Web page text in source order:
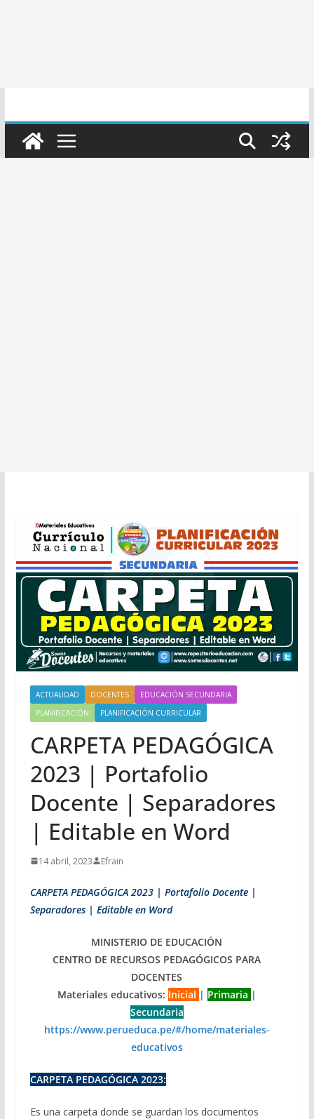
ACTUALIDAD DOCENTES
EDUCACIÓN SECUNDARIA
PLANIFICACIÓN
PLANIFICACIÓN CURRICULAR
CARPETA PEDAGÓGICA
2023 | Portafolio
Docente | Separadores
| Editable en Word
14 abril, 2023 Efrain
CARPETA PEDAGÓGICA 2023 | Portafolio Docente |
Separadores | Editable en Word
MINISTERIO DE EDUCACIÓN
CENTRO DE RECURSOS PEDAGÓGICOS PARA
DOCENTES
Materiales educativos: Inicial | Primaria |
Secundaria
https://www.perueduca.pe/#/home/materiales-
educativos
CARPETA PEDAGÓGICA 2023:
Es una carpeta donde se guardan los documentos